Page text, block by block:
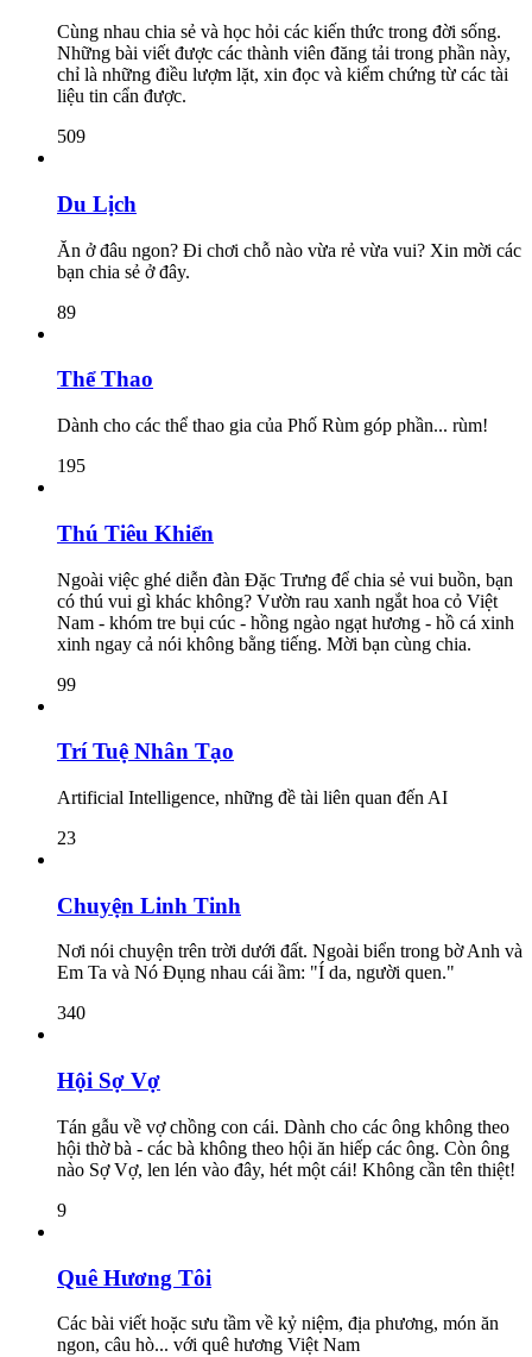
Cùng nhau chia sẻ và học hỏi các kiến thức trong đời sống.
Những bài viết được các thành viên đăng tải trong phần này,
chỉ là những điều lượm lặt, xin đọc và kiểm chứng từ các tài
liệu tin cẩn được.
509
Du Lịch
Ăn ở đâu ngon? Đi chơi chỗ nào vừa rẻ vừa vui? Xin mời các
bạn chia sẻ ở đây.
89
Thể Thao
Dành cho các thể thao gia của Phố Rùm góp phần... rùm!
195
Thú Tiêu Khiển
Ngoài việc ghé diễn đàn Đặc Trưng để chia sẻ vui buồn, bạn
có thú vui gì khác không? Vườn rau xanh ngắt hoa cỏ Việt
Nam - khóm tre bụi cúc - hồng ngào ngạt hương - hồ cá xinh
xinh ngay cả nói không bằng tiếng. Mời bạn cùng chia.
99
Trí Tuệ Nhân Tạo
Artificial Intelligence, những đề tài liên quan đến AI
23
Chuyện Linh Tinh
Nơi nói chuyện trên trời dưới đất. Ngoài biển trong bờ Anh và
Em Ta và Nó Đụng nhau cái ầm: "Í da, người quen."
340
Hội Sợ Vợ
Tán gẫu về vợ chồng con cái. Dành cho các ông không theo
hội thờ bà - các bà không theo hội ăn hiếp các ông. Còn ông
nào Sợ Vợ, len lén vào đây, hét một cái! Không cần tên thiệt!
9
Quê Hương Tôi
Các bài viết hoặc sưu tầm về kỷ niệm, địa phương, món ăn
ngon, câu hò... với quê hương Việt Nam